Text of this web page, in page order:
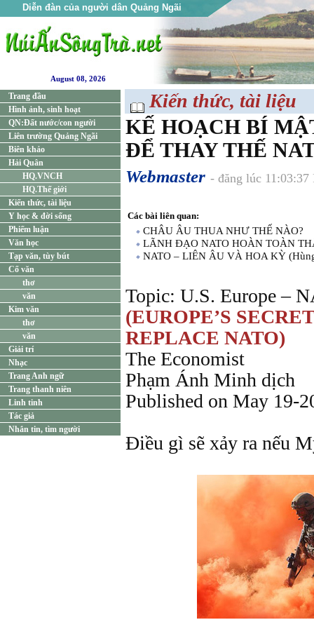
Diễn đàn của người dân Quảng Ngãi
August 08, 2026
Trang đầu
Hình ảnh, sinh hoạt
QN:Đất nước/con người
Liên trường Quảng Ngãi
Biên khảo
Hải Quân
HQ.VNCH
HQ.Thế giới
Kiến thức, tài liệu
Y học & đời sống
Phiếm luận
Văn học
Tạp văn, tùy bút
Cổ văn
thơ
văn
Kim văn
thơ
văn
Giải trí
Nhạc
Trang Anh ngữ
Trang thanh niên
Linh tinh
Tác giả
Nhắn tin, tìm người
Kiến thức, tài liệu
KẾ HOẠCH BÍ
ĐỂ THAY THẾ
Webmaster - đăng lúc
Các bài liên quan:
CHÂU ÂU THUA NHƯ THẾ NÀO?
LÃNH ĐẠO NATO HOÀN TOÀN
NATO – LIÊN ÂU VÀ HOA KỲ
Topic: U.S. Europe –
(EUROPE’S
REPLACE NATO)
The Economist
Phạm Ánh Minh dịch
Published on May 19-
Điều gì sẽ xảy ra nếu